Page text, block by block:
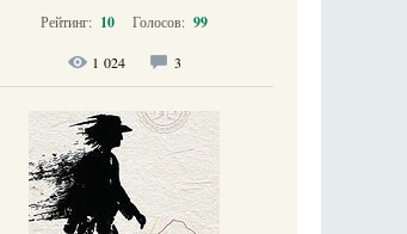
Рейтинг: 10 Голосов: 99
1 024 3